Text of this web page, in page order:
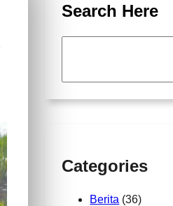
Search Here
Categories
Berita (36)